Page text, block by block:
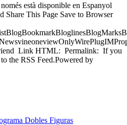
està disponible en Espanyol
Share This Page Save to Browser
Link HTML: Permalink: If you
the RSS Feed.Powered by
Dobles Figuras